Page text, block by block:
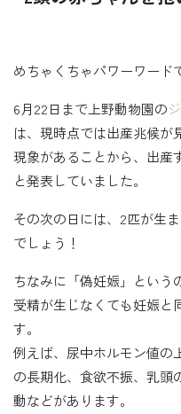
めちゃくちゃパワーワード
6月22日まで上野動物園の
は、現時点では出産兆候が
現象があることから、出産
と発表していました。
その次の日には、2匹が生
でしょう！
ちなみに「偽妊娠」という
受精が生じなくても妊娠と
す。
例えば、尿中ホルモン値の
の長期化、食欲不振、乳頭
動などがあります。